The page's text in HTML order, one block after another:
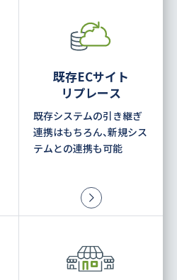
既存ECサイト
リプレース
既存システムの引き継ぎ
連携はもちろん、新規シス
テムとの連携も可能